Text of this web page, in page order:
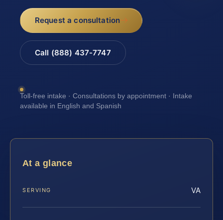
Request a consultation
Call (888) 437-7747
Toll-free intake · Consultations by appointment · Intake
available in English and Spanish
At a glance
SERVING VA